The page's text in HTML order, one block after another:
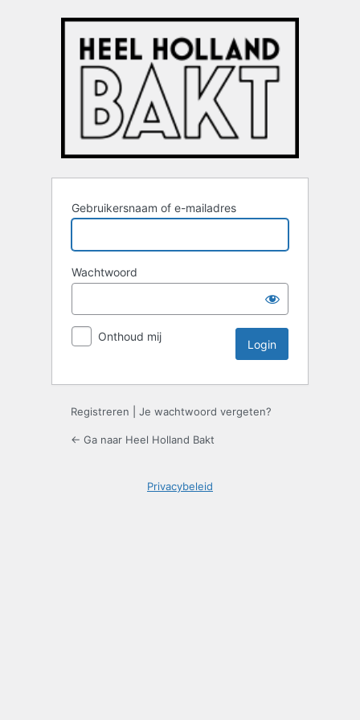
Gebruikersnaam of e-mailadres
Wachtwoord
Onthoud mij
Registreren Je wachtwoord vergeten?
← Ga naar Heel Holland Bakt
Privacybeleid